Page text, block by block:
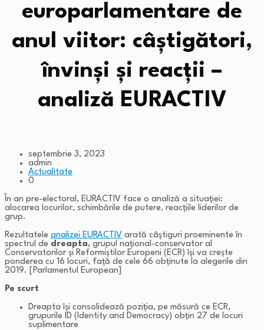
europarlamentare de
anul viitor: câștigători,
învinși și reacții –
analiză EURACTIV
septembrie 3, 2023
admin
Actualitate
0
În an pre-electoral, EURACTIV face o analiză a situației:
alocarea locurilor, schimbările de putere, reacțiile liderilor de
grup.
Rezultatele analizei EURACTIV arată câștiguri proeminente în
spectrul de dreapta, grupul național-conservator al
Conservatorilor și Reformiștilor Europeni (ECR) își va crește
ponderea cu 16 locuri, față de cele 66 obținute la alegerile din
2019. [Parlamentul European]
Pe scurt
Dreapta își consolidează poziția, pe măsură ce ECR,
grupurile ID (Identity and Democracy) obțin 27 de locuri
suplimentare